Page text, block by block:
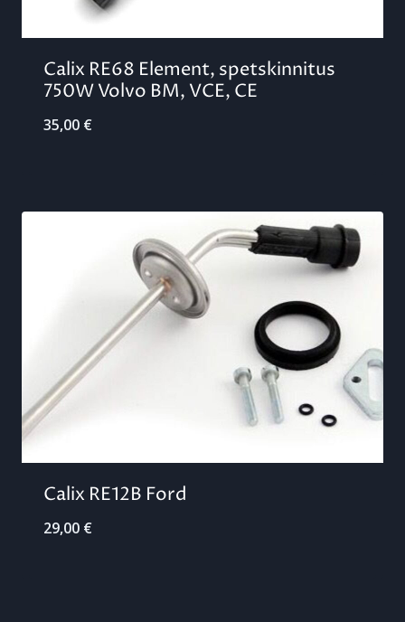
Calix RE68 Element, spetskinnitus
750W Volvo BM, VCE, CE
35,00 €
Calix RE12B Ford
29,00 €